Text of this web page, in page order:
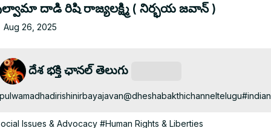
దాడి రిషి రాజ్యలక్ష్మి ( నిర్భయ జవాన్ )
Aug 26, 2025
దేశ భక్తి ఛానల్ తెలుగు
Issues & Advocacy #Human Rights & Liberties